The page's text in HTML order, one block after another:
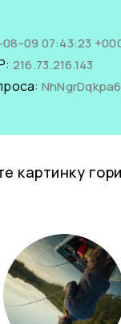
09 07:43:23
216.73.216.143
картинку